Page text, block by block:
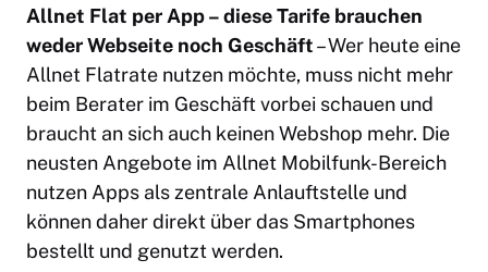
Allnet Flat per App – diese Tarife brauchen
weder Webseite noch Geschäft– Wer heute eine
Allnet Flatrate nutzen möchte, muss nicht mehr
beim Berater im Geschäft vorbei schauen und
braucht an sich auch keinen Webshop mehr. Die
neusten Angebote im Allnet Mobilfunk-Bereich
nutzen Apps als zentrale Anlauftstelle und
können daher direkt über das Smartphones
bestellt und genutzt werden.